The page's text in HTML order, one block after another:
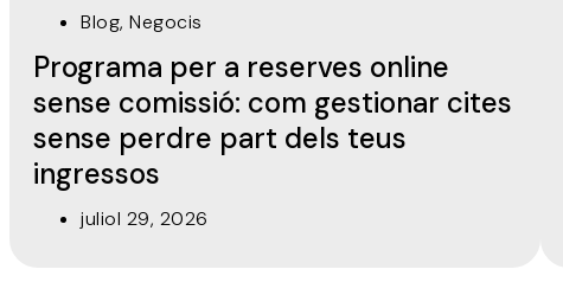
Blog, Negocis
Programa per a reserves online
sense comissió: com gestionar cites
sense perdre part dels teus
ingressos
juliol 29, 2026